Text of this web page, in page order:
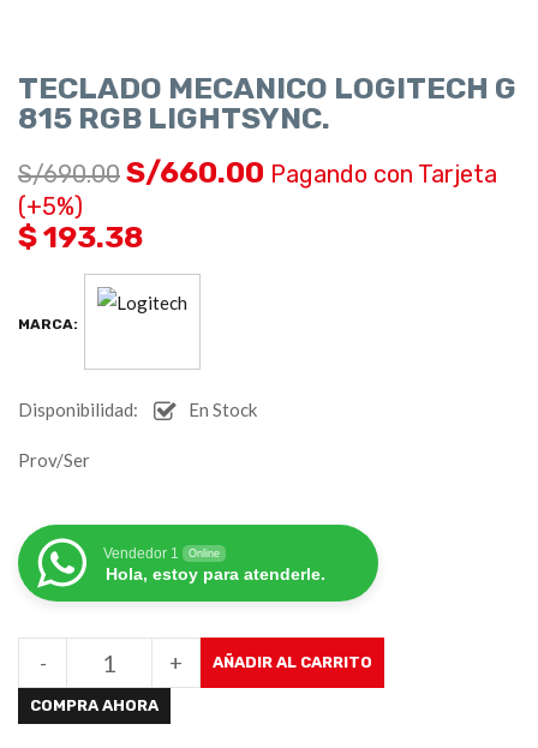
TECLADO MECANICO LOGITECH G
815 RGB LIGHTSYNC.
S/690.00 S/660.00 Pagando con Tarjeta
(+5%)
$ 193.38
MARCA:
Disponibilidad: En Stock
Prov/Ser
Vendedor 1 Online
Hola, estoy para atenderle.
+
- AÑADIR AL CARRITO
COMPRA AHORA